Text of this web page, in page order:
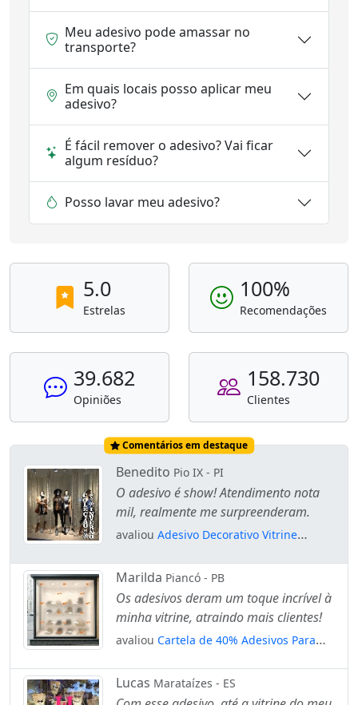
Meu adesivo pode amassar no
transporte?
Em quais locais posso aplicar meu
adesivo?
É fácil remover o adesivo? Vai ficar
algum resíduo?
Posso lavar meu adesivo?
5.0
Estrelas
100%
Recomendações
39.682
Opiniões
158.730
Clientes
Comentários em destaque
Benedito Pio IX - PI
O adesivo é show! Atendimento nota
mil, realmente me surpreenderam.
avaliou Adesivo Decorativo Vitrine
Mod:2003
Marilda Piancó - PB
Os adesivos deram um toque incrível à
minha vitrine, atraindo mais clientes!
avaliou Cartela de 40% Adesivos Para
Lucas Marataízes - ES